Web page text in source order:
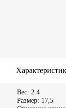
Вес: 2.4
Размер: 17,5